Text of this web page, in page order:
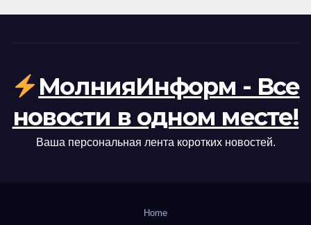
МолнияИнформ - Все
новости в одном месте!
Ваша персональная лента коротких новостей.
Home